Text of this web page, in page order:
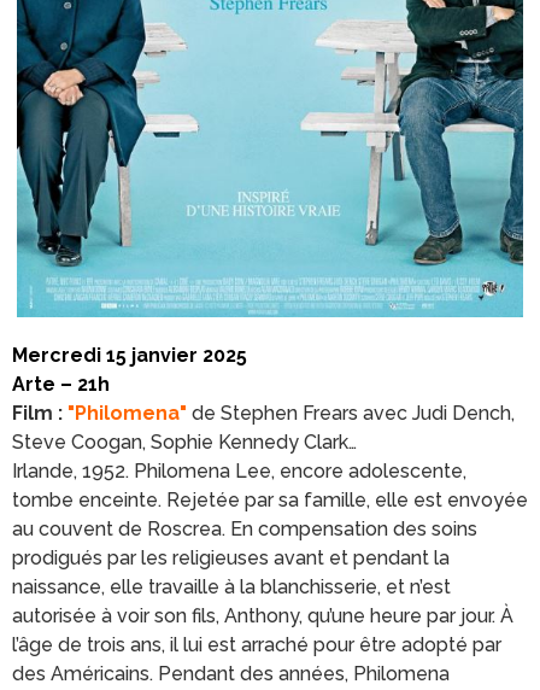
Mercredi 15 janvier 2025
Arte – 21h
Film : "Philomena" de Stephen Frears avec Judi Dench,
Steve Coogan, Sophie Kennedy Clark…
Irlande, 1952. Philomena Lee, encore adolescente,
tombe enceinte. Rejetée par sa famille, elle est envoyée
au couvent de Roscrea. En compensation des soins
prodigués par les religieuses avant et pendant la
naissance, elle travaille à la blanchisserie, et n’est
autorisée à voir son fils, Anthony, qu’une heure par jour. À
l’âge de trois ans, il lui est arraché pour être adopté par
des Américains. Pendant des années, Philomena